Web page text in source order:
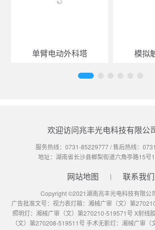
单臂电动外科塔 模拟
欢迎访问兆丰光电科技有限公
服务热线： 0731-85229777/ 售后热线：
地址：湖南省长沙县榔梨街道六角亭路15号
网站地图 联系我们
Copyright ©2021湖南兆丰光电科技有限公
广告批准文号：视力表灯箱：湘械广审（文）第
照明灯：湘械广审（文）第270210-519571号 X射线
（文）第270208-519511号 手术无影灯：湘械广审